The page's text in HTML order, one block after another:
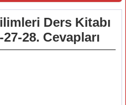
Ders Kitabı
28. Cevapları